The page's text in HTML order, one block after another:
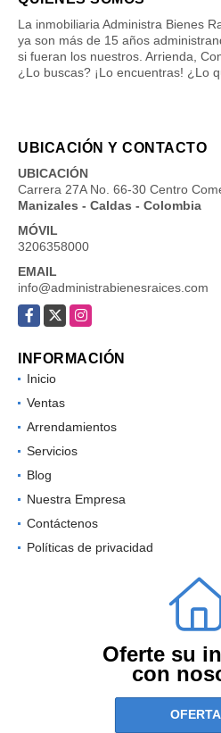
La inmobiliaria Administra Bienes
ya son más de 15 años
si fueran los nuestros. Arrienda,
¿Lo buscas? ¡Lo encuentras! ¿Lo
UBICACIÓN Y CONTACTO
UBICACIÓN
Carrera 27A No. 66-30 Centro
Manizales - Caldas - Colombia
MÓVIL
3206358000
EMAIL
info@administrabienesraices.com
Facebook
X Instagram
INFORMACIÓN
Inicio
Ventas
Arrendamientos
Servicios
Blog
Nuestra Empresa
Contáctenos
Políticas de privacidad
Oferte su
con